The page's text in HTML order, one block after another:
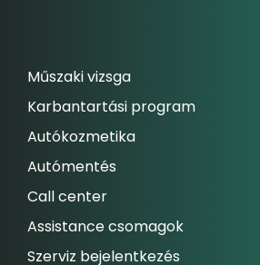
Műszaki vizsga
Karbantartási program
Autókozmetika
Autómentés
Call center
Assistance csomagok
Szerviz bejelentkezés